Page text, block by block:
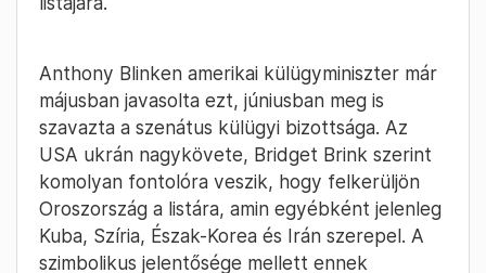
Anthony Blinken amerikai külügyminiszter már
májusban javasolta ezt, júniusban meg is
szavazta a szenátus külügyi bizottsága. Az
USA ukrán nagykövete, Bridget Brink szerint
komolyan fontolóra veszik, hogy felkerüljön
Oroszország a listára, amin egyébként jelenleg
Kuba, Szíria, Észak-Korea és Irán szerepel. A
szimbolikus jelentősége mellett ennek